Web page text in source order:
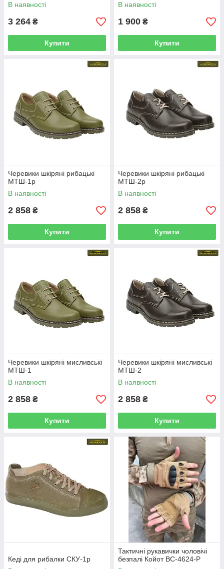
В наявності
3 264 ₴
Купити
В наявності
1 900 ₴
Купити
Черевики шкіряні рибацькі
МТШ-1р
В наявності
2 858 ₴
Купити
Черевики шкіряні рибацькі
МТШ-2р
В наявності
2 858 ₴
Купити
Черевики шкіряні мисливські
МТШ-1
В наявності
2 858 ₴
Купити
Черевики шкіряні мисливські
МТШ-2
В наявності
2 858 ₴
Купити
Кеді для рибалки СКУ-1р
Тактичні рукавички чоловічі
безпалі Койот BC-4624-P